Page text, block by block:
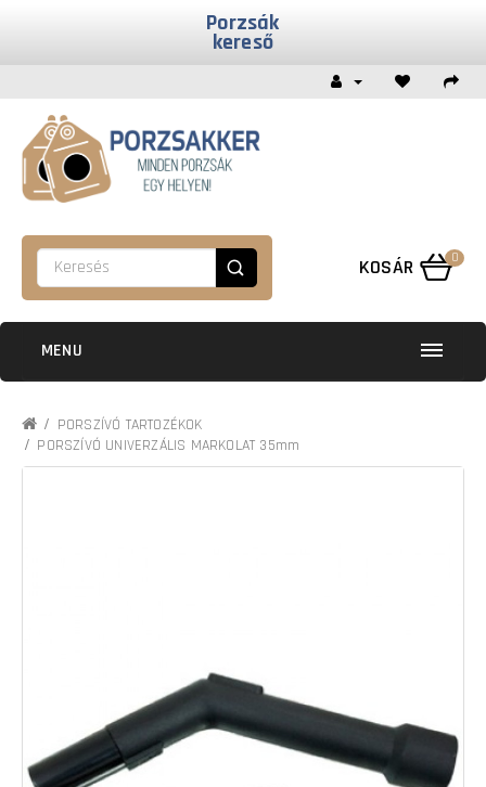
Porzsák
kereső
KOSÁR 0
MENU
PORSZÍVÓ TARTOZÉKOK
PORSZÍVÓ UNIVERZÁLIS MARKOLAT 35mm